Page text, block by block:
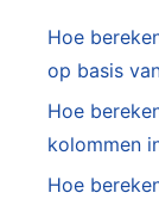
Hoe
op basis
Hoe
kolommen
Hoe